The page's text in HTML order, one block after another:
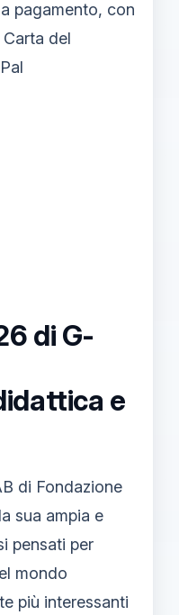
pagamento, con
del
di G-
e
di Fondazione
sua ampia e
pensati per
mondo
più interessanti